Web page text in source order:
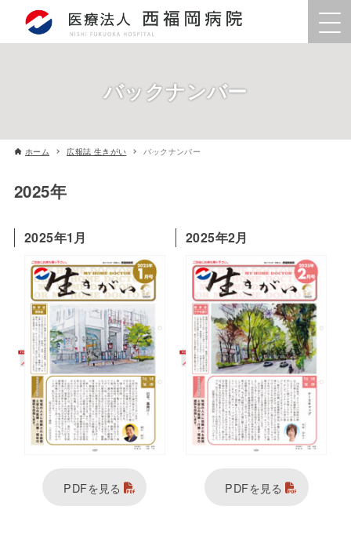
バックナンバー
ホーム 広報誌 生きがい バックナンバー
2025年
2025年2月
PDFを見る
2025年1月
PDFを見る